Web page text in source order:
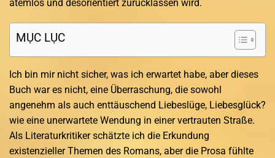
atemlos und desorientiert zurücklassen wird.
MỤC LỤC
Ich bin mir nicht sicher, was ich erwartet habe, aber dieses
Buch war es nicht, eine Überraschung, die sowohl
angenehm als auch enttäuschend Liebeslüge, Liebesglück?
wie eine unerwartete Wendung in einer vertrauten Straße.
Als Literaturkritiker schätzte ich die Erkundung
existenzieller Themen des Romans, aber die Prosa fühlte